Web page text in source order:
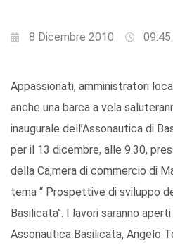
8 Dicembre 2010 09:45
Appassionati, amministratori
anche una barca a vela
inaugurale dell’Assonautica di
per il 13 dicembre, alle 9.30,
della Ca,mera di commercio di
tema “ Prospettive di sviluppo
Basilicata’’. I lavori saranno
Assonautica Basilicata, Angelo